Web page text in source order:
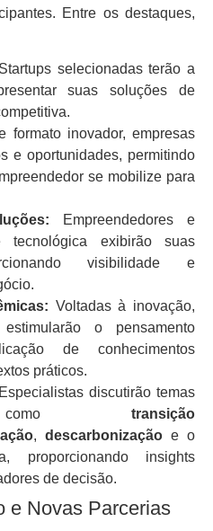
Entre os destaques,
Startups selecionadas terão a
suas soluções de
formato inovador, empresas
e oportunidades, permitindo
se mobilize para
Empreendedores e
tecnológica exibirão suas
visibilidade e
Voltadas à inovação,
o pensamento
de conhecimentos
práticos.
Especialistas discutirão temas
como transição
, descarbonização e o
proporcionando insights
de decisão.
e Novas Parcerias